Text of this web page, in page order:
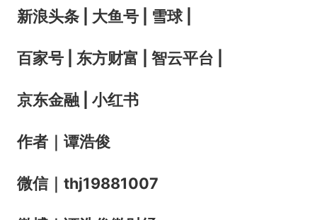
新浪头条 | 大鱼号 | 雪球 |
百家号 | 东方财富 | 智云平台 |
京东金融 | 小红书
作者｜ 谭浩俊
微信｜ thj19881007